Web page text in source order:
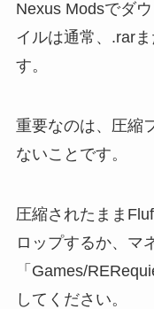
Nexus Modsでダ
イルは通常、.rar
す。
重要なのは、圧縮
ないことです。
圧縮されたまま
ロップするか、マ
「Games/
してください。